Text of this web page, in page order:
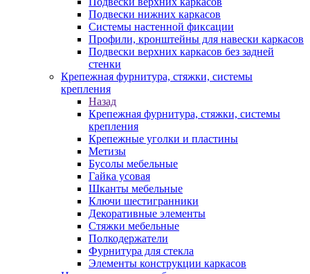
Подвески нижних каркасов
Системы настенной фиксации
Профили, кронштейны для навески каркасов
Подвески верхних каркасов без задней
стенки
Крепежная фурнитура, стяжки, системы
крепления
Назад
Крепежная фурнитура, стяжки, системы
крепления
Крепежные уголки и пластины
Метизы
Бусолы мебельные
Гайка усовая
Шканты мебельные
Ключи шестигранники
Декоративные элементы
Стяжки мебельные
Полкодержатели
Фурнитура для стекла
Элементы конструкции каркасов